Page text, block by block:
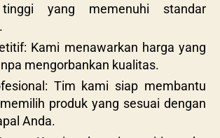
tinggi yang memenuhi standar
Kami menawarkan harga yang
mengorbankan kualitas.
Tim kami siap membantu
produk yang sesuai dengan
Anda.